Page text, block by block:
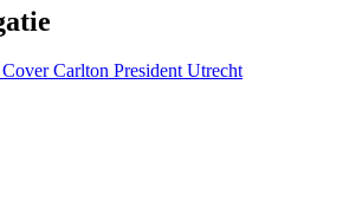
Cover Carlton President Utrecht